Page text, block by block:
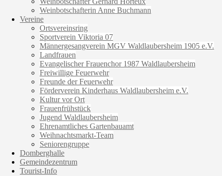
Weinbotschafterin Anne Buchmann
Vereine
Ortsvereinsring
Sportverein Viktoria 07
Männergesangverein MGV Waldlaubersheim 1905 e.V.
Landfrauen
Evangelischer Frauenchor 1987 Waldlaubersheim
Freiwillige Feuerwehr
Freunde der Feuerwehr
Förderverein Kinderhaus Waldlaubersheim e.V.
Kultur vor Ort
Frauenfrühstück
Jugend Waldlaubersheim
Ehrenamtliches Gartenbauamt
Weihnachtsmarkt-Team
Seniorengruppe
Domberghalle
Gemeindezentrum
Tourist-Info